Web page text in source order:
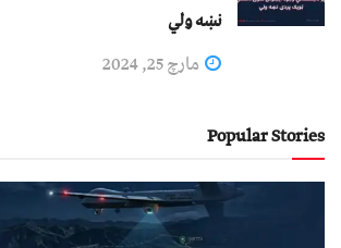
نښه ولي
مارچ 25, 2024
Popular Stories